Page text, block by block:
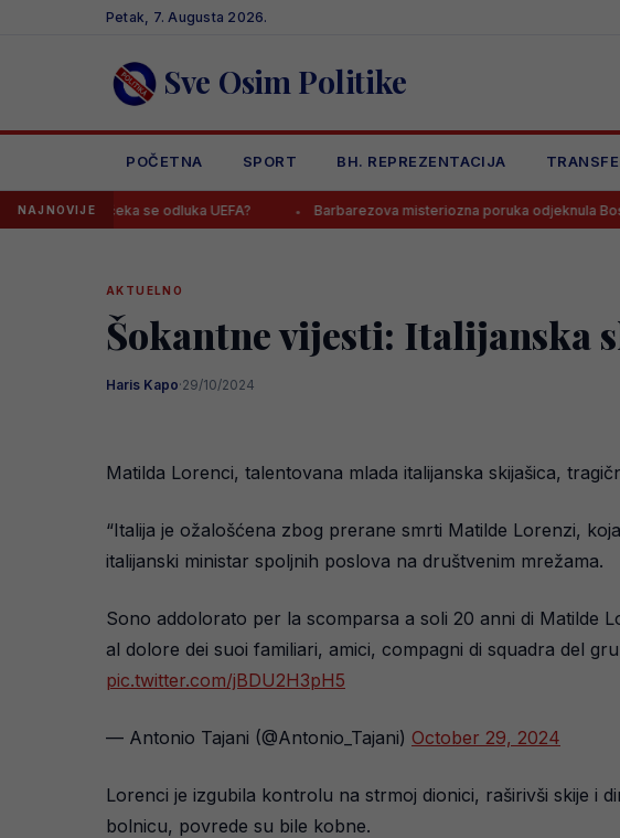
Petak, 7. Augusta 2026.
Sve Osim Politike
POČETNA SPORT BH. REPREZENTACIJA
NAJNOVIJE
se odluka UEFA? Barbarezova misteriozna poruka odjeknula Bosnom i
AKTUELNO
Šokantne vijesti: Italijanska
Haris Kapo·29/10/2024
Matilda Lorenci, talentovana mlada italijanska skijašica,
“Italija je ožalošćena zbog prerane smrti Matilde Lorenzi,
italijanski ministar spoljnih poslova na društvenim mrežama.
Sono addolorato per la scomparsa a soli 20 anni di Matilde
al dolore dei suoi familiari, amici, compagni di squadra del
pic.twitter.com/jBDU2H3pH5
— Antonio Tajani (@Antonio_Tajani) October 29, 2024
Lorenci je izgubila kontrolu na strmoj dionici, raširivši skije i
bolnicu, povrede su bile kobne.